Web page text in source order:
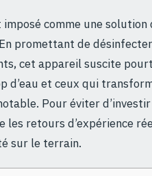
imposé comme une
promettant de
cet appareil suscite
d’eau et ceux qui
Pour éviter
les retours d’expérience
sur le terrain.